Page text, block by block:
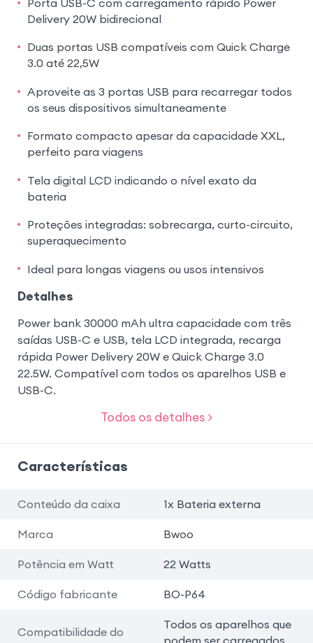
Porta USB-C com carregamento rápido Power
Delivery 20W bidirecional
Duas portas USB compatíveis com Quick Charge
3.0 até 22,5W
Aproveite as 3 portas USB para recarregar todos
os seus dispositivos simultaneamente
Formato compacto apesar da capacidade XXL,
perfeito para viagens
Tela digital LCD indicando o nível exato da
bateria
Proteções integradas: sobrecarga, curto-circuito,
superaquecimento
Ideal para longas viagens ou usos intensivos
Detalhes
Power bank 30000 mAh ultra capacidade com três
saídas USB-C e USB, tela LCD integrada, recarga
rápida Power Delivery 20W e Quick Charge 3.0
22.5W. Compatível com todos os aparelhos USB e
USB-C.
Todos os detalhes >
Características
Conteúdo da caixa 1x Bateria externa
Marca Bwoo
Potência em Watt 22 Watts
Código fabricante BO-P64
Compatibilidade do
Todos os aparelhos que
podem ser carregados